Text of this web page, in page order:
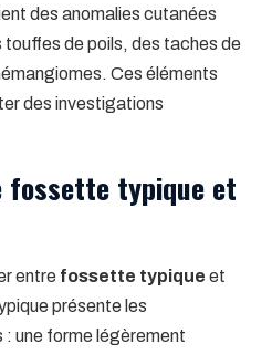
des anomalies cutanées
de poils, des taches de
Ces éléments
des investigations
fossette typique et
entre fossette typique et
présente les
une forme légèrement